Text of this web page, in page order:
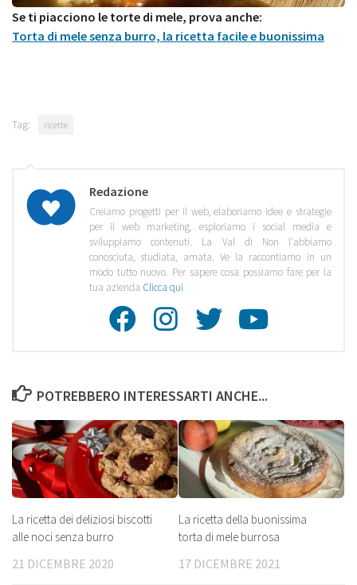
Se ti piacciono le torte di mele, prova anche:
Torta di mele senza burro, la ricetta facile e buonissima
Tag: ricette
Redazione
Creiamo progetti per il web, elaboriamo idee e strategie
per il web marketing, esploriamo i social media e
sviluppiamo contenuti. La Val di Non l'abbiamo
conosciuta, studiata, amata. Ve la raccontiamo in un
modo tutto nuovo. Per sapere cosa possiamo fare per la
tua azienda Clicca qui
Facebook
POTREBBERO INTERESSARTI ANCHE...
La ricetta dei deliziosi biscotti
alle noci senza burro
21 DICEMBRE 2020
La ricetta della buonissima
torta di mele burrosa
17 DICEMBRE 2021